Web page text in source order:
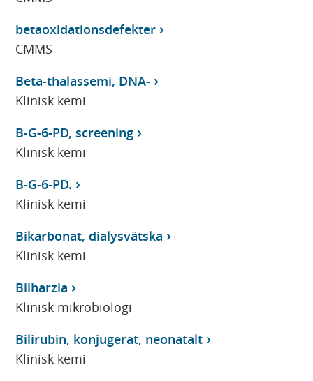
betaoxidationsdefekter
CMMS
Beta-thalassemi, DNA-
Klinisk kemi
B-G-6-PD, screening
Klinisk kemi
B-G-6-PD.
Klinisk kemi
Bikarbonat, dialysvätska
Klinisk kemi
Bilharzia
Klinisk mikrobiologi
Bilirubin, konjugerat, neonatalt
Klinisk kemi